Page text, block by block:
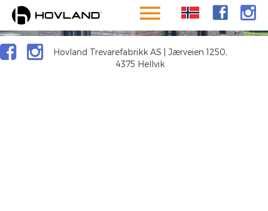
GILDEHALLEN
FINSTAD OG
JØRGENSENHovland Trevarefabrikk AS | Jærveien 1250,
4375 Hellvik